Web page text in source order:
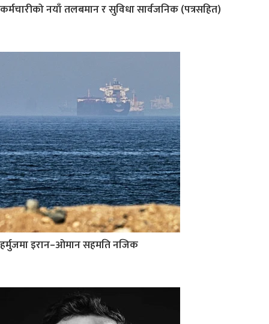
कर्मचारीको नयाँ तलबमान र सुविधा सार्वजनिक (पत्रसहित)
हर्मुजमा इरान–ओमान सहमति नजिक